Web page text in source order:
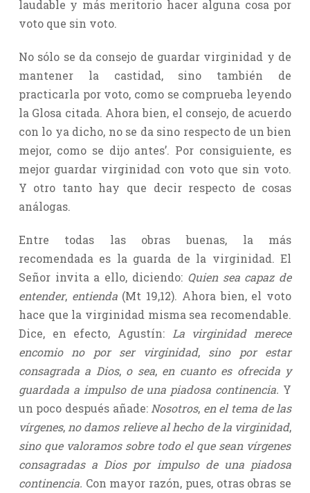
laudable y más meritorio hacer alguna cosa por
voto que sin voto.
No sólo se da consejo de guardar virginidad y de
mantener la castidad, sino también de
practicarla por voto, como se comprueba leyendo
la Glosa citada. Ahora bien, el consejo, de acuerdo
con lo ya dicho, no se da sino respecto de un bien
mejor, como se dijo antes’. Por consiguiente, es
mejor guardar virginidad con voto que sin voto.
Y otro tanto hay que decir respecto de cosas
análogas.
Entre todas las obras buenas, la más
recomendada es la guarda de la virginidad. El
Señor invita a ello, diciendo: Quien sea capaz de
entender,entienda (Mt 19,12). Ahora bien, el voto
hace que la virginidad misma sea recomendable.
Dice, en efecto, Agustín:
La virginidad merece
encomio no por ser virginidad, sino por estar
consagrada a Dios,o sea,en cuanto es ofrecida y
guardada a impulso de una piadosa continencia. Y
un poco después añade: Nosotros, en el tema de las
vírgenes,no damos relieve al hecho de la virginidad,
sino que valoramos sobre todo el que sean vírgenes
consagradas a Dios por impulso de una piadosa
continencia. Con mayor razón, pues, otras obras se